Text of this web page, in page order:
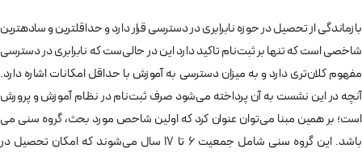
بازماندگی از تحصیل در حوزه نابرابری در دسترسی قرار دارد و حداقلترین و سادهترین
شاخصی است که تنها بر ثبت‌­نام تاکید دارد این در حالی‌ست که نابرابری در دسترسی
مفهوم کلان­‌تری دارد و به میزان دسترسی به آموزش با حداقل‌­ امکانات اشاره دارد.
آنچه در این نشست به آن پرداخته می‌­شود صرف ثبت‌نام در نظام آموزش و پرورش
است؛ بر همین مبنا می­‌توان عنوان کرد که اولین شاحص مورد بحث، گروه سنی می­‌
باشد. این گروه سنی شامل جمعیت 6 تا 17 سال می‌­شوند که امکان تحصیل در